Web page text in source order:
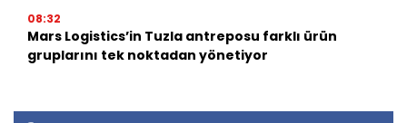
08:32
Mars Logistics’in Tuzla antreposu farklı ürün
gruplarını tek noktadan yönetiyor